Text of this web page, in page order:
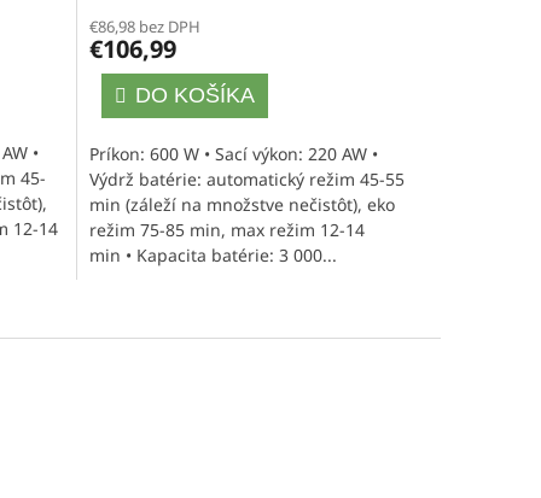
•
45-
12-14
produktu
je
5,0
hviezdičiek.
€86,98 bez DPH
€106,99
DO KOŠÍKA
Príkon: 600 W • Sací výkon: 220 AW •
Výdrž batérie: automatický režim 45-55
min (záleží na množstve nečistôt), eko
režim 75-85 min, max režim 12-14
min • Kapacita batérie: 3 000...